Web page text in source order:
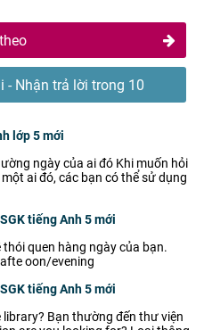
- Nhận trả lời trong 10
lớp 5 mới
ngày của ai đó Khi muốn hỏi
ai đó, các bạn có thể sử dụng
tiếng Anh 5 mới
quen hàng ngày của bạn.
oon/evening
tiếng Anh 5 mới
Bạn thường đến thư viện